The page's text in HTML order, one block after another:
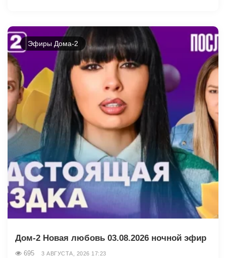
Эфиры Дома-2
Дом-2 Новая любовь 03.08.2026 ночной эфир
695 3 АВГУСТА, 2026 17:23